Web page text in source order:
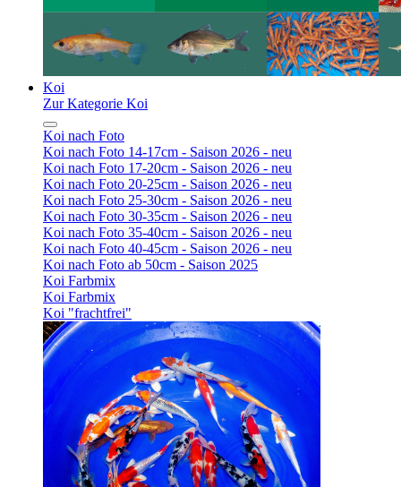
Koi
Zur Kategorie Koi
Koi nach Foto
Koi nach Foto 14-17cm - Saison 2026 - neu
Koi nach Foto 17-20cm - Saison 2026 - neu
Koi nach Foto 20-25cm - Saison 2026 - neu
Koi nach Foto 25-30cm - Saison 2026 - neu
Koi nach Foto 30-35cm - Saison 2026 - neu
Koi nach Foto 35-40cm - Saison 2026 - neu
Koi nach Foto 40-45cm - Saison 2026 - neu
Koi nach Foto ab 50cm - Saison 2025
Koi Farbmix
Koi Farbmix
Koi "frachtfrei"